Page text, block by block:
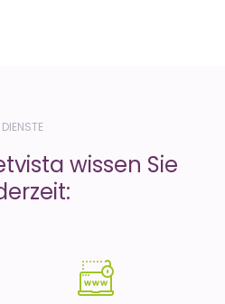
DIENSTE
wissen Sie